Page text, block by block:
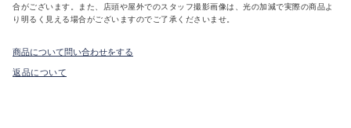
合がございます。また、店頭や屋外でのスタッフ撮影画像は、光の加減で実際の商品よ
り明るく見える場合がございますのでご了承くださいませ。
商品について問い合わせをする
返品について